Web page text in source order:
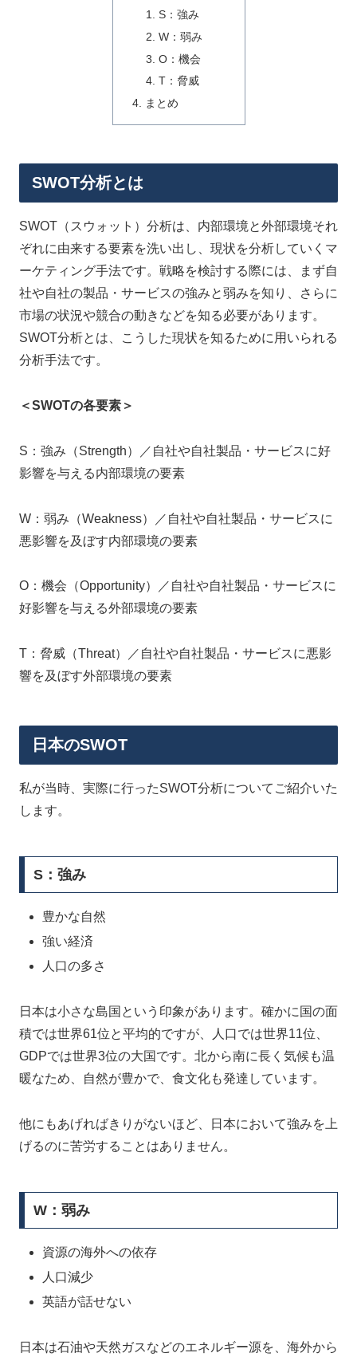
S：強み
W：弱み
O：機会
T：脅威
まとめ
SWOT分析とは
SWOT（スウォット）分析は、内部環境と外部環境それ
ぞれに由来する要素を洗い出し、現状を分析していくマ
ーケティング手法です。戦略を検討する際には、まず自
社や自社の製品・サービスの強みと弱みを知り、さらに
市場の状況や競合の動きなどを知る必要があります。
SWOT分析とは、こうした現状を知るために用いられる
分析手法です。
＜SWOTの各要素＞
S：強み（Strength）／自社や自社製品・サービスに好
影響を与える内部環境の要素
W：弱み（Weakness）／自社や自社製品・サービスに
悪影響を及ぼす内部環境の要素
O：機会（Opportunity）／自社や自社製品・サービスに
好影響を与える外部環境の要素
T：脅威（Threat）／自社や自社製品・サービスに悪影
響を及ぼす外部環境の要素
日本のSWOT
私が当時、実際に行ったSWOT分析についてご紹介いた
します。
S：強み
豊かな自然
強い経済
人口の多さ
日本は小さな島国という印象があります。確かに国の面
積では世界61位と平均的ですが、人口では世界11位、
GDPでは世界3位の大国です。北から南に長く気候も温
暖なため、自然が豊かで、食文化も発達しています。
他にもあげればきりがないほど、日本において強みを上
げるのに苦労することはありません。
W：弱み
資源の海外への依存
人口減少
英語が話せない
日本は石油や天然ガスなどのエネルギー源を、海外から